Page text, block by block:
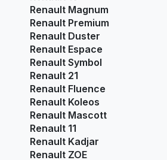
Renault Magnum
Renault Premium
Renault Duster
Renault Espace
Renault Symbol
Renault 21
Renault Fluence
Renault Koleos
Renault Mascott
Renault 11
Renault Kadjar
Renault ZOE